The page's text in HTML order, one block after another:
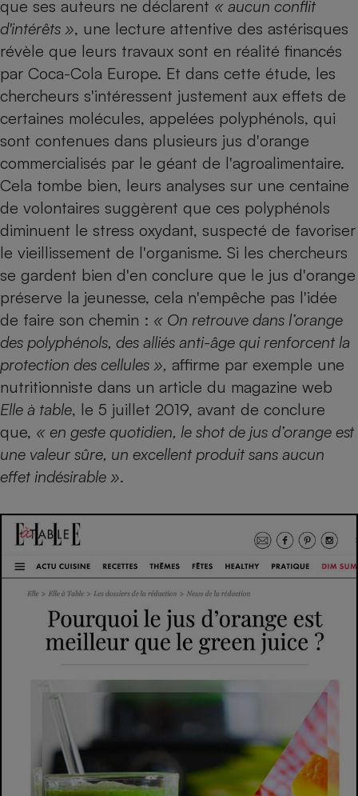
que ses auteurs ne déclarent « aucun conflit
d'intérêts », une lecture attentive des astérisques
révèle que leurs travaux sont en réalité financés
par Coca-Cola Europe. Et dans cette étude, les
chercheurs s'intéressent justement aux effets de
certaines molécules, appelées polyphénols, qui
sont contenues dans plusieurs jus d'orange
commercialisés par le géant de l'agroalimentaire.
Cela tombe bien, leurs analyses sur une centaine
de volontaires suggèrent que ces polyphénols
diminuent le stress oxydant, suspecté de favoriser
le vieillissement de l'organisme. Si les chercheurs
se gardent bien d'en conclure que le jus d'orange
préserve la jeunesse, cela n'empêche pas l'idée
de faire son chemin : « On retrouve dans l’orange
des polyphénols, des alliés anti-âge qui renforcent la
protection des cellules », affirme par exemple une
nutritionniste dans un article du magazine web
Elle à table, le 5 juillet 2019, avant de conclure
que, « en geste quotidien, le shot de jus d’orange est
une valeur sûre, un excellent produit sans aucun
effet indésirable ».